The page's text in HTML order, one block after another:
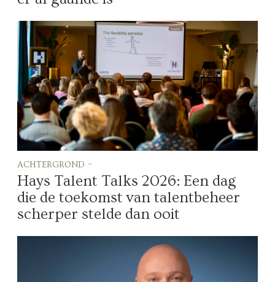
achtergrond -
Hays Talent Talks 2026: Een dag
die de toekomst van talentbeheer
scherper stelde dan ooit